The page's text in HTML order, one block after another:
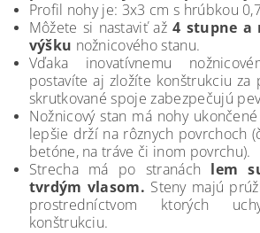
Profil nohy je: 3x3 cm s hrúbkou
Môžete si nastaviť až4 stupne a
výšku nožnicového stanu.
Vďaka inovatívnemu
postavíte aj zložíte konštrukciu za
skrutkované spoje zabezpečujú
Nožnicový stan má nohy
lepšie drží na rôznych povrchoch
betóne, na tráve či inom povrchu).
Strecha má po stranách lem
tvrdým vlasom. Steny majú
prostredníctvom ktorých
konštrukciu.